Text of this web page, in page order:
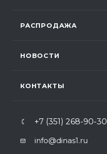
РАСПРОДАЖА
НОВОСТИ
КОНТАКТЫ
+7 (351) 268-90-30
info@dinas1.ru